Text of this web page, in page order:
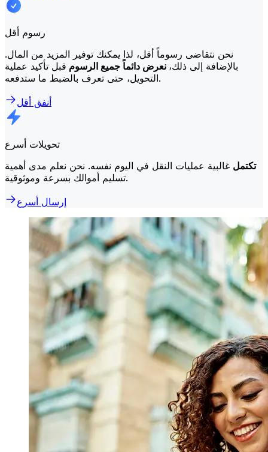
رسوم أقل
نحن نتقاضى رسوماً أقل، لذا يمكنك توفير المزيد من المال.
بالإضافة إلى ذلك، نعرض دائماً جميع الرسوم قبل تأكيد عملية
التحويل، حتى تعرف بالضبط ما ستدفعه.
أنفق أقل
تحويلات أسرع
تكتمل غالبية عمليات النقل في اليوم نفسه. نحن نعلم مدى أهمية
تسليم أموالك بسرعة وموثوقية.
إرسال أسرع